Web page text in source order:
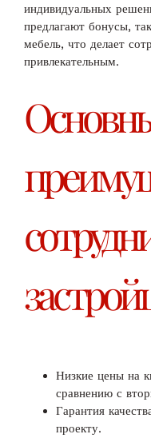
индивидуальных
предлагают бонусы,
мебель, что делает
привлекательным.
Низкие цены на
сравнению с
Гарантия
проекту.